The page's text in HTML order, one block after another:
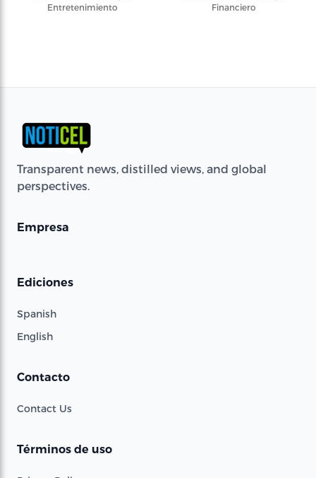
Entretenimiento
Financiero
Transparent news, distilled views, and global
perspectives.
Empresa
Ediciones
Spanish
English
Contacto
Contact Us
Términos de uso